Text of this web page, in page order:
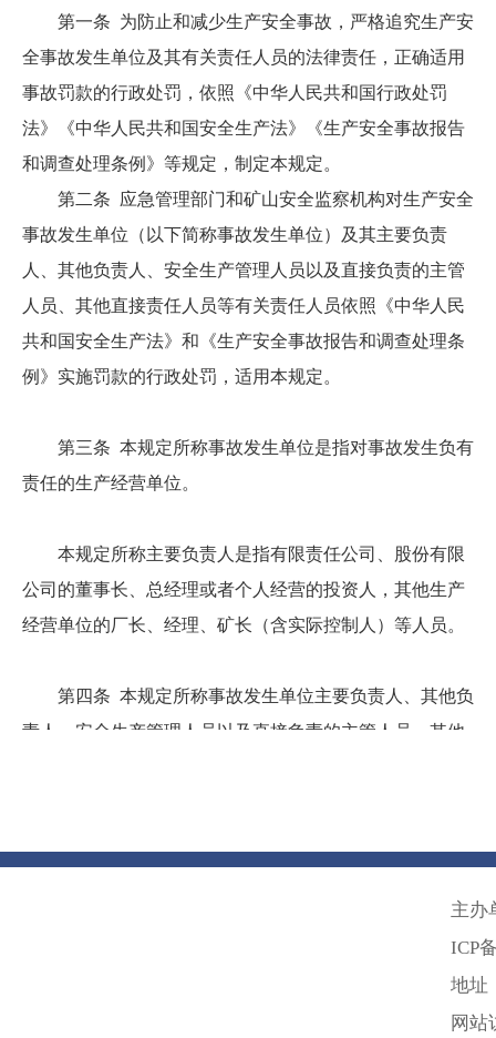
第一条 为防止和减少生产安全事故，严格追究生产安
全事故发生单位及其有关责任人员的法律责任，正确适用
事故罚款的行政处罚，依照《中华人民共和国行政处罚
法》《中华人民共和国安全生产法》《生产安全事故报告
和调查处理条例》等规定，制定本规定。
第二条 应急管理部门和矿山安全监察机构对生产安全
事故发生单位（以下简称事故发生单位）及其主要负责
人、其他负责人、安全生产管理人员以及直接负责的主管
人员、其他直接责任人员等有关责任人员依照《中华人民
共和国安全生产法》和《生产安全事故报告和调查处理条
例》实施罚款的行政处罚，适用本规定。
第三条 本规定所称事故发生单位是指对事故发生负有
责任的生产经营单位。
本规定所称主要负责人是指有限责任公司、股份有限
公司的董事长、总经理或者个人经营的投资人，其他生产
经营单位的厂长、经理、矿长（含实际控制人）等人员。
第四条 本规定所称事故发生单位主要负责人、其他负
责人、安全生产管理人员以及直接负责的主管人员、其他
核定的上一年年收入总额。
生产经营单位提供虚假资料或者由于财务、税务部门
（一）主要负责人的上一年年收入，按照本省、自治
主办
ICP
地址
网站